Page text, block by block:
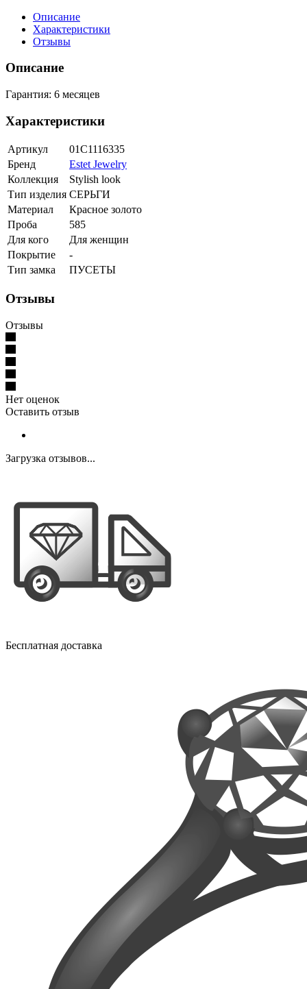
Описание
Характеристики
Отзывы
Описание
Гарантия: 6 месяцев
Характеристики
Артикул
01С1116335
Бренд
Estet Jewelry
Коллекция
Stylish look
Тип изделия СЕРЬГИ
Материал
Красное золото
Проба
585
Для кого
Для женщин
Покрытие
-
Тип замка
ПУСЕТЫ
Отзывы
Отзывы
Нет оценок
Оставить отзыв
Загрузка отзывов...
Бесплатная доставка